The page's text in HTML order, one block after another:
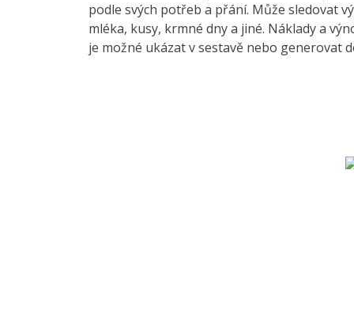
podle svých potřeb a přání. Může sledovat
mléka, kusy, krmné dny a jiné. Náklady a
je možné ukázat v sestavě nebo generovat